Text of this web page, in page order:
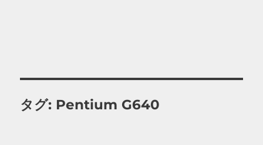
タグ: Pentium G640